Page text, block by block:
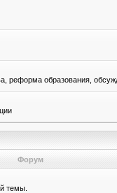
реформа образования,
Форум
темы.